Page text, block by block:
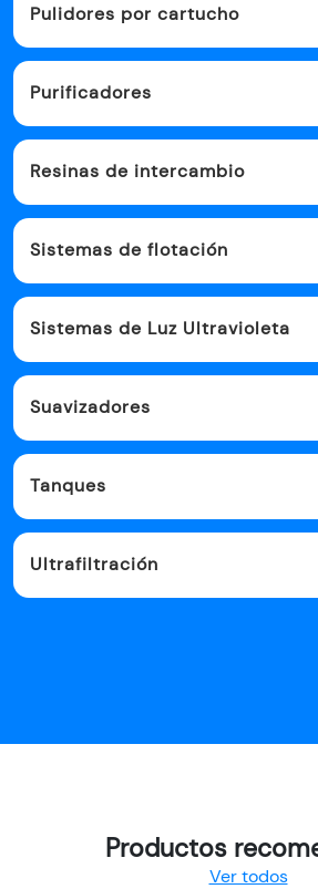
Pulidores por cartucho
Purificadores
Resinas de intercambio
Sistemas de flotación
Sistemas de Luz Ultravioleta
Suavizadores
Tanques
Ultrafiltración
Productos
Ver todos